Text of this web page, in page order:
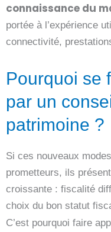
connaissance du
portée à l’expérience
connectivité,
Pourquoi se
par un
patrimoine ?
Si ces nouveaux
prometteurs, ils
croissante : fiscalité
choix du bon statut
C’est pourquoi faire